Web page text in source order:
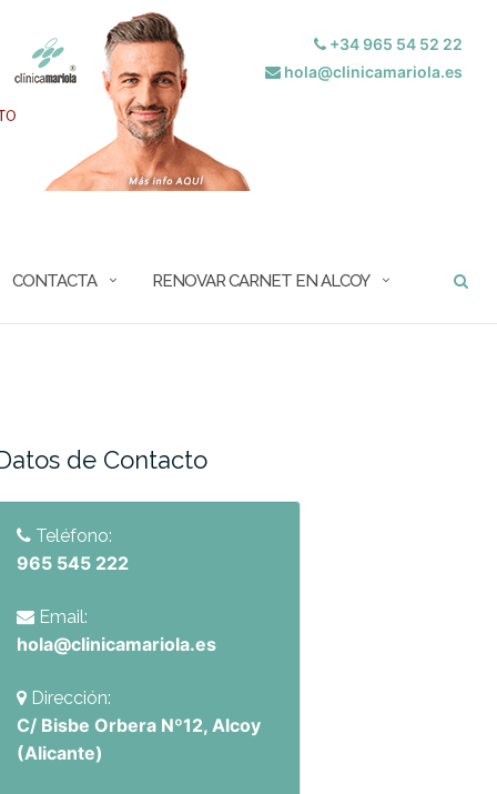
+34 965 54 52 22
hola@clinicamariola.es
CONTACTA RENOVAR CARNET EN ALCOY
de Contacto
Teléfono:
965 545 222
Email:
hola@clinicamariola.es
Dirección:
C/ Bisbe Orbera Nº12, Alcoy
(Alicante)